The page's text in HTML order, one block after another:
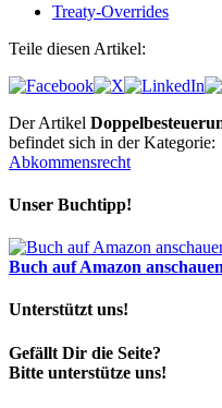
Treaty-Overrides
Teile diesen Artikel:
Der Artikel
befindet sich in der Kategorie:
Abkommensrecht
Unser Buchtipp!
Buch auf Amazon anschauen
Unterstützt uns!
Gefällt Dir die Seite?
Bitte unterstütze uns!